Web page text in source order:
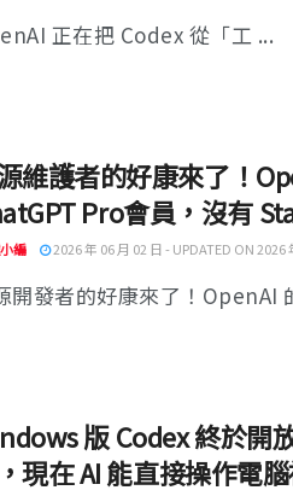
正在把 Codex 從「工 ...
維護者的好康來了！
Pro會員，沒有
編 2026 年 06 月 02 日 - UPDATED ON 2026
開發者的好康來了！OpenAI
版 Codex 終於開
現在 AI 能直接操作電